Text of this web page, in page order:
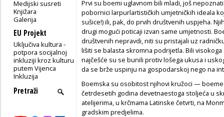
Medijski susreti
Knjižara
Galerija
EU Projekt
Uključiva kultura -
potpora socijalnoj
inkluziji kroz kulturu
putem Vijenca
Inkluzija
Prvi su boemi uglavnom bili mladi, još
pobornici larpurlartističkih umjetničkih ideala
sušice!) ili, pak, do prvih društvenih uspjeha.
drugi mogući poticaji izvan same umjetnosti.
društvenih nepravdi, niti su pristajali uz
lišiti se balasta skromna podrijetla. Bili
najčešće su se bunili protiv lošega ukusa i
da se brže uspinju na gospodarskoj nego na
Boemska su osobitost njihovi kružoci —
četrdesetih godina devetnaestoga stoljeća u
atelijerima, u krčmama Latinske četvrti, na
gradskim predjelima.